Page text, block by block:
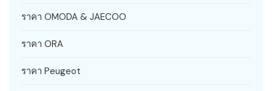
ราคา OMODA & JAECOO
ราคา ORA
ราคา Peugeot